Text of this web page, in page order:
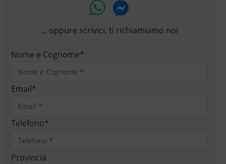
... oppure scrivici, ti richiamiamo noi
Nome e Cognome*
Email*
Telefono*
Provincia